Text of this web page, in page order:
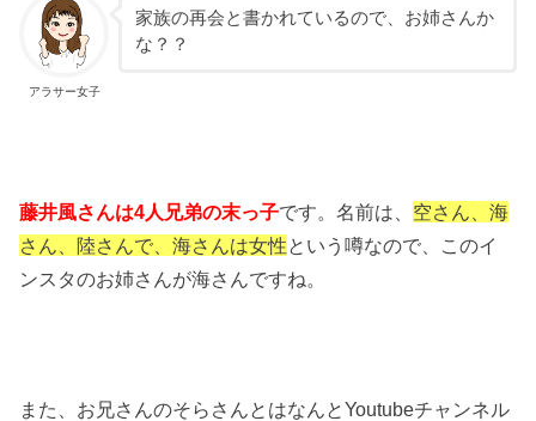
アラサー女子
家族の再会と書かれているので、お姉さんか
な？？
藤井風さんは4人兄弟の末っ子です。名前は、 空さん、海
さん、陸さんで、海さんは女性という噂なので、このイ
ンスタのお姉さんが海さんですね。
また、お兄さんのそらさんとはなんとYoutubeチャンネル